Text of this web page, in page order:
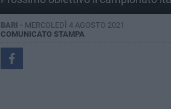
BARI - MERCOLEDÌ 4 AGOSTO 2021
COMUNICATO STAMPA